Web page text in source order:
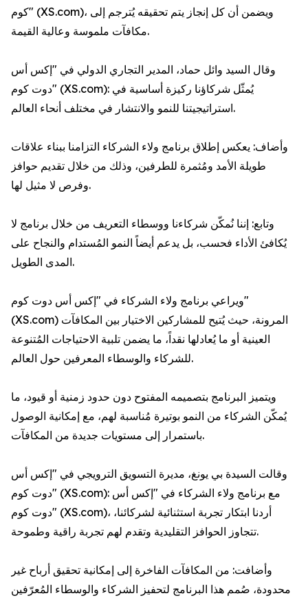
كوم" (XS.com)، ويضمن أن كل إنجاز يتم تحقيقه يُترجم إلى
مكافآت ملموسة وعالية القيمة.
وقال السيد وائل حماد، المدير التجاري الدولي في "إكس أس
دوت كوم" (XS.com): يُمثّل شركاؤنا ركيزة أساسية في
استراتيجيتنا للنمو والانتشار في مختلف أنحاء العالم.
وأضاف: يعكس إطلاق برنامج ولاء الشركاء التزامنا ببناء علاقات
طويلة الأمد ومُثمرة للطرفين، وذلك من خلال تقديم حوافز
وفرص لا مثيل لها.
وتابع: إننا نُمكّن شركاءنا ووسطاء التعريف من خلال برنامج لا
يُكافئ الأداء فحسب، بل يدعم أيضاً النمو المُستدام والنجاح على
المدى الطويل.
ويراعي برنامج ولاء الشركاء في "إكس أس دوت كوم"
(XS.com) المرونة، حيث يُتيح للمشاركين الاختيار بين المكافآت
العينية أو ما يُعادلها نقداً، ما يضمن تلبية الاحتياجات المُتنوعة
للشركاء والوسطاء المعرفين حول العالم.
ويتميز البرنامج بتصميمه المفتوح دون حدود زمنية أو قيود، ما
يُمكّن الشركاء من النمو بوتيرة مُناسبة لهم، مع إمكانية الوصول
باستمرار إلى مستويات جديدة من المكافآت.
وقالت السيدة بي يونغ، مديرة التسويق الترويجي في "إكس أس
دوت كوم" (XS.com): مع برنامج ولاء الشركاء في "إكس أس
دوت كوم" (XS.com)، أردنا ابتكار تجربة استثنائية لشركائنا،
تتجاوز الحوافز التقليدية وتقدم لهم تجربة راقية وطموحة.
وأضافت: من المكافآت الفاخرة إلى إمكانية تحقيق أرباح غير
محدودة، صُمم هذا البرنامج لتحفيز الشركاء والوسطاء المُعرّفين